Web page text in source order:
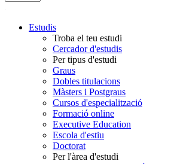
Estudis
Troba el teu estudi
Cercador d'estudis
Per tipus d'estudi
Graus
Dobles titulacions
Màsters i Postgraus
Cursos d'especialització
Formació online
Executive Education
Escola d'estiu
Doctorat
Per l'àrea d'estudi